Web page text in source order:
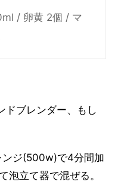
/ 卵黄 2個 / マ
ドブレンダー、もし
ンジ(500w)で4分間加
泡立て器で混ぜる。